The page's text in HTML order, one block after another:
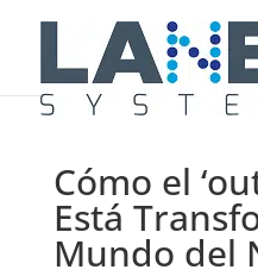
Cómo el
Está
Mundo del